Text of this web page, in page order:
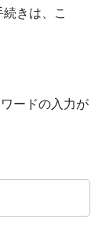
きは、こ
ードの入力が